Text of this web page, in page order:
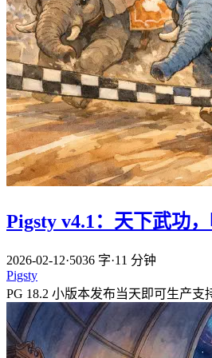
Pigsty v4.1：天下武功
2026-02-12·5036 字·11 分钟
Pigsty
PG 18.2 小版本发布当天即可生产支